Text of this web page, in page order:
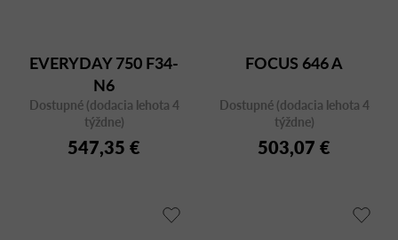
EVERYDAY 750 F34-
N6
Dostupné (dodacia lehota 4
týždne)
547,35 €
FOCUS 646 A
Dostupné (dodacia lehota 4
týždne)
503,07 €